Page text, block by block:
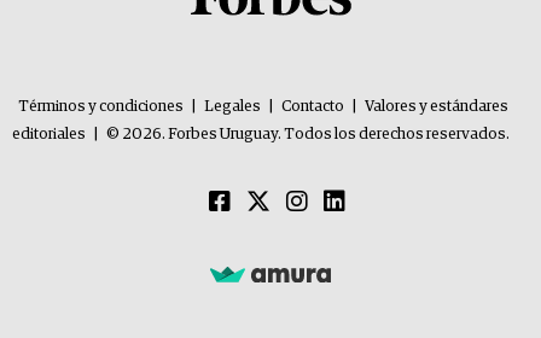
Términos y condiciones Legales Contacto
Valores y estándares
editoriales
© 2026. Forbes Uruguay. Todos los derechos reservados.